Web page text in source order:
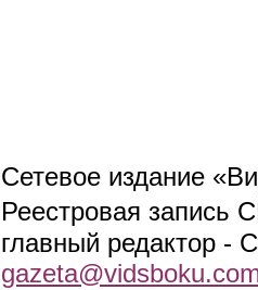
Сетевое издание
Реестровая запись
главный редактор -